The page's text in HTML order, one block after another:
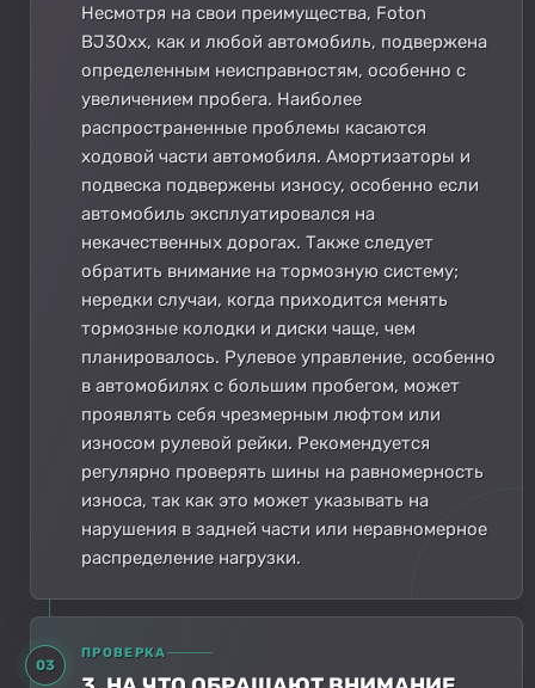
Несмотря на свои преимущества, Foton
BJ30xx, как и любой автомобиль, подвержена
определенным неисправностям, особенно с
увеличением пробега. Наиболее
распространенные проблемы касаются
ходовой части автомобиля. Амортизаторы и
подвеска подвержены износу, особенно если
автомобиль эксплуатировался на
некачественных дорогах. Также следует
обратить внимание на тормозную систему;
нередки случаи, когда приходится менять
тормозные колодки и диски чаще, чем
планировалось. Рулевое управление, особенно
в автомобилях с большим пробегом, может
проявлять себя чрезмерным люфтом или
износом рулевой рейки. Рекомендуется
регулярно проверять шины на равномерность
износа, так как это может указывать на
нарушения в задней части или неравномерное
распределение нагрузки.
03
ПРОВЕРКА